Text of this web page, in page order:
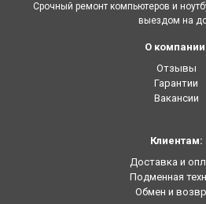
Срочный ремонт компьютеров и
выездом на
О
Отзывы
Гарантии
Вакансии
Клиентам:
Доставка и
Подменная
Обмен и